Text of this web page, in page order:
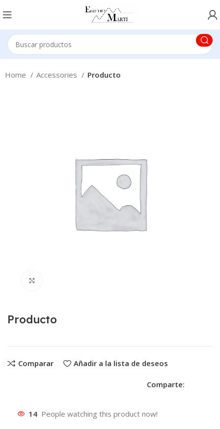
Home Accessories Producto
Producto
Comparar Añadir a la lista de deseos
Comparte:
14 People watching this product now!